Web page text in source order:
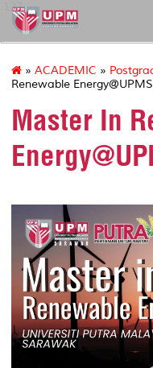
127
» ACADEMIC »
Renewable Energy@UPMS
Master In